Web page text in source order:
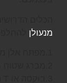
מנעולן